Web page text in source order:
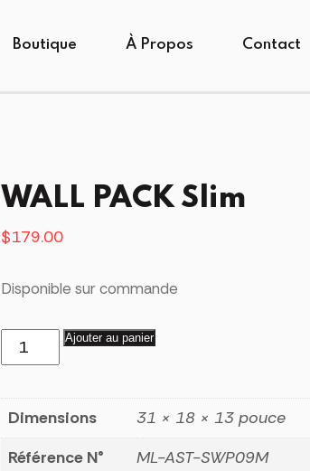
Boutique À Propos Contact
WALL PACK Slim
$179.00
Disponible sur commande
quantité
de
PACK
Slim
Ajouter au panier
Dimensions
31 × 18 × 13 pouce
Référence N°
ML-AST-SWP09M